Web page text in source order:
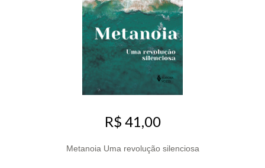
R$ 41,00
Metanoia Uma revolução silenciosa